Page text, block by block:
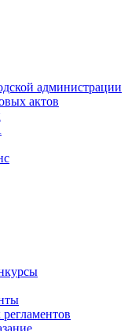
администрации
актов